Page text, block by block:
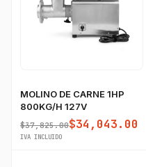
MOLINO DE CARNE 1HP
800KG/H 127V
$37,825.00$34,043.00
IVA INCLUIDO